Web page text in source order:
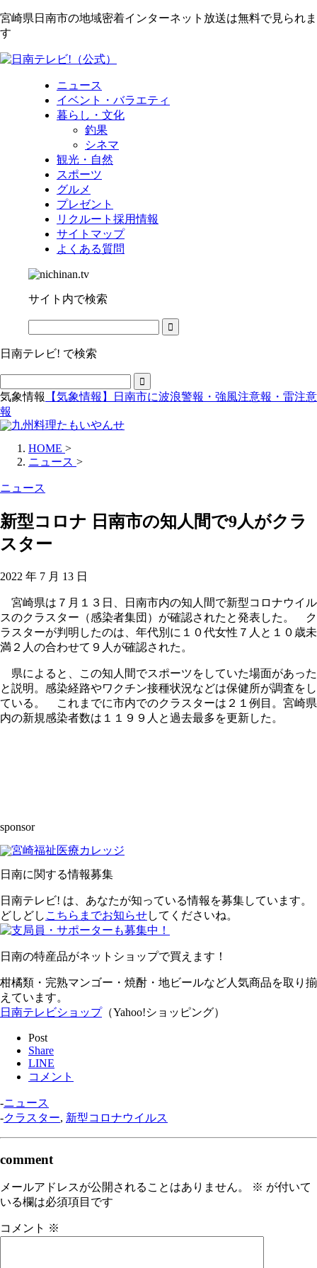
宮崎県日南市の地域密着インターネット放送は無料で見られま
す
ニュース
イベント・バラエティ
暮らし・文化
釣果
シネマ
観光・自然
スポーツ
グルメ
プレゼント
リクルート採用情報
サイトマップ
よくある質問
サイト内で検索
日南テレビ! で検索
気象情報
【気象情報】日南市に波浪警報・強風注意報・雷注意
報
HOME >
ニュース >
ニュース
新型コロナ 日南市の知人間で9人がクラ
スター
2022 年 7 月 13 日
宮崎県は７月１３日、日南市内の知人間で新型コロナウイル
スのクラスター（感染者集団）が確認されたと発表した。 ク
ラスターが判明したのは、年代別に１０代女性７人と１０歳未
満２人の合わせて９人が確認された。
県によると、この知人間でスポーツをしていた場面があった
と説明。感染経路やワクチン接種状況などは保健所が調査をし
ている。 これまでに市内でのクラスターは２１例目。宮崎県
内の新規感染者数は１１９９人と過去最多を更新した。
sponsor
日南に関する情報募集
日南テレビ! は、あなたが知っている情報を募集しています。
どしどし こちらまでお知らせしてくださいね。
日南の特産品がネットショップで買えます！
柑橘類・完熟マンゴー・焼酎・地ビールなど人気商品を取り揃
えています。
日南テレビショップ（Yahoo!ショッピング）
Post
Share
LINE
コメント
-ニュース
-クラスター, 新型コロナウイルス
comment
メールアドレスが公開されることはありません。 ※ が付いて
いる欄は必須項目です
コメント ※